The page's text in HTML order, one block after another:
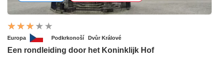
Europa Podkrkonoší Dvůr Králové
Een rondleiding door het Koninklijk Hof